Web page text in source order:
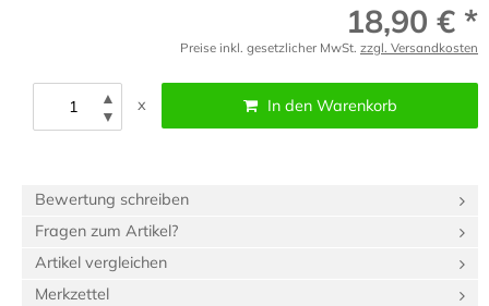
18,90 € *
Preise inkl. gesetzlicher MwSt. zzgl. Versandkosten
▲
▼
x In den Warenkorb
Bewertung schreiben
Fragen zum Artikel?
Artikel vergleichen
Merkzettel